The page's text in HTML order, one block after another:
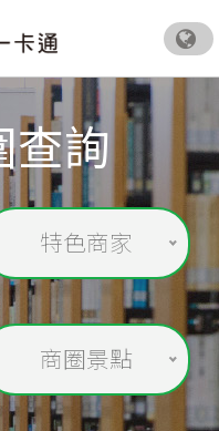
.
查詢
特色商家
商圈景點